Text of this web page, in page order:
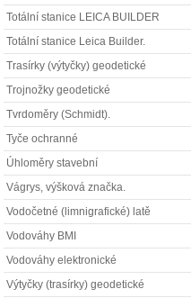
Totální stanice LEICA BUILDER
Totální stanice Leica Builder.
Trasírky (výtyčky) geodetické
Trojnožky geodetické
Tvrdoměry (Schmidt).
Tyče ochranné
Úhloměry stavební
Vágrys, výšková značka.
Vodočetné (limnigrafické) latě
Vodováhy BMI
Vodováhy elektronické
Výtyčky (trasírky) geodetické